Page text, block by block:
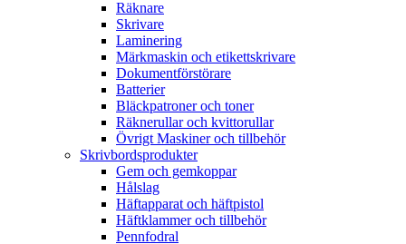
Räknare
Skrivare
Laminering
Märkmaskin och etikettskrivare
Dokumentförstörare
Batterier
Bläckpatroner och toner
Räknerullar och kvittorullar
Övrigt Maskiner och tillbehör
Skrivbordsprodukter
Gem och gemkoppar
Hålslag
Häftapparat och häftpistol
Häftklammer och tillbehör
Pennfodral